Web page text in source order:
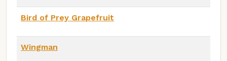
Bird of Prey Grapefruit
Wingman